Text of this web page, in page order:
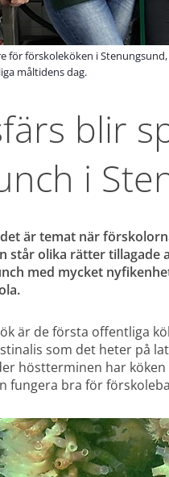
för förskoleköken i
måltidens dag.
blir
i
är temat när
står olika rätter tillagade
med mycket
är de första offentliga
som det heter på
höstterminen har
fungera bra för